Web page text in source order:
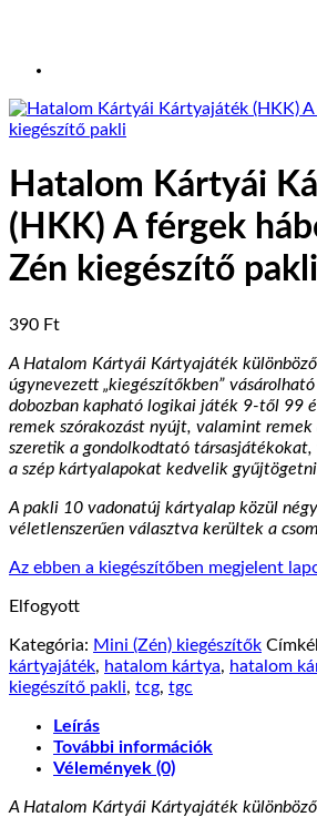
Hatalom Kártyái
(HKK) A férgek
Zén kiegészítő pakli
390 Ft
A Hatalom Kártyái Kártyajáték különböző
úgynevezett „kiegészítőkben”
dobozban kapható logikai játék 9-től 99
remek szórakozást nyújt, valamint remek
szeretik a gondolkodtató társasjátékokat,
a szép kártyalapokat kedvelik
A pakli 10 vadonatúj kártyalap közül
véletlenszerűen választva kerültek a
Az ebben a kiegészítőben megjelent
Elfogyott
Kategória: Mini (Zén) kiegészítők
kártyajáték, hatalom kártya, hatalom
kiegészítő pakli, tcg, tgc
Leírás
További információk
Vélemények (0)
A Hatalom Kártyái Kártyajáték különböző